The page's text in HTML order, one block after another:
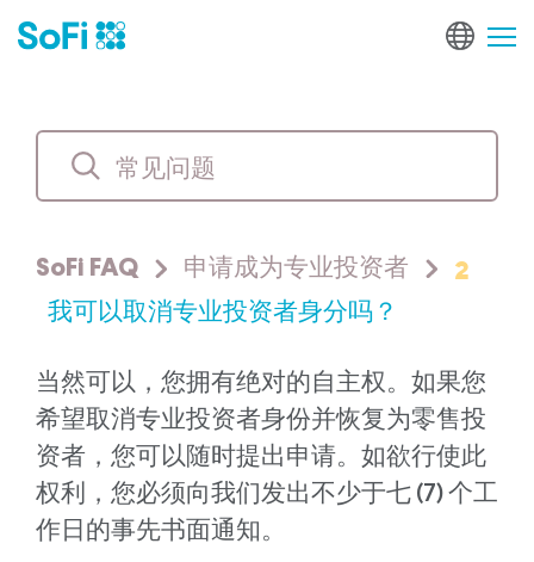
SoFi FAQ 申请成为专业投资者
2
我可以取消专业投资者身分吗？
当然可以，您拥有绝对的自主权。如果您
希望取消专业投资者身份并恢复为零售投
资者，您可以随时提出申请。如欲行使此
权利，您必须向我们发出不少于七 (7) 个工
作日的事先书面通知。